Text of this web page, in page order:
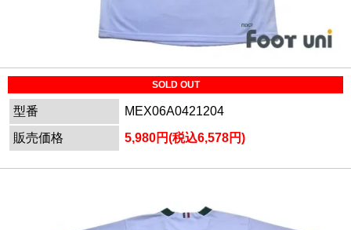
SOLD OUT
型番
MEX06A0421204
販売価格
5,980円(税込6,578円)